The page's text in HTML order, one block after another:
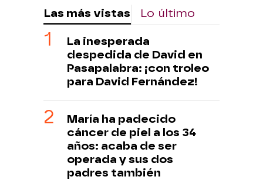
Las más vistas Lo último
La inesperada
despedida de David en
Pasapalabra: ¡con troleo
para David Fernández!
María ha padecido
cáncer de piel a los 34
años: acaba de ser
operada y sus dos
padres también